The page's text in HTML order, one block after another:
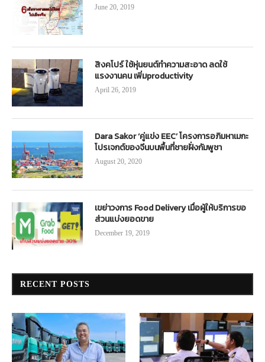
June 20, 2019
สิงคโปร์ ใช้หุ่นยนต์ทำความสะอาด ลดใช้
แรงงานคน เพิ่มproductivity
April 26, 2019
Dara Sakor ‘คู่แข่ง EEC’ โครงการอภิมหาเมกะ
โปรเจกต์ของจีนบนพื้นที่ชายฝั่งกัมพูชา
August 20, 2020
เขย่าวงการ Food Delivery เมื่อผู้ให้บริการขอ
ส่วนแบ่งยอดขาย
December 19, 2019
RECENT POSTS